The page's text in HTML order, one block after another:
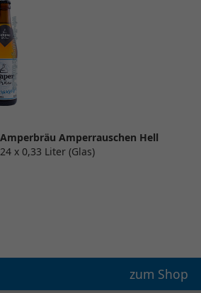
Amperbräu Amperrauschen Hell
24 x 0,33 Liter (Glas)
zum Shop